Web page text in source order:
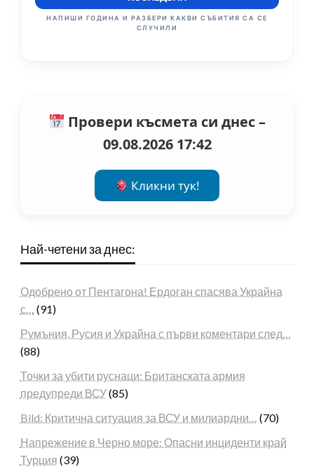
НАПИШИ ГОДИНА И РАЗБЕРИ КАКВИ СЪБИТИЯ СА СЕ
СЛУЧИЛИ
Провери късмета си днес –
09.08.2026 17:42
Кликни тук!
Най-четени за днес:
Одобрено от Пентагона! Ердоган спасява Украйна
с… (91)
Румъния, Русия и Украйна с първи коментари след…
(88)
Точки за убити руснаци: Британската армия
предупреди ВСУ(85)
Bild: Критична ситуация за ВСУ и милиардни… (70)
Напрежение в Черно море: Опасни инциденти край
Турция (39)